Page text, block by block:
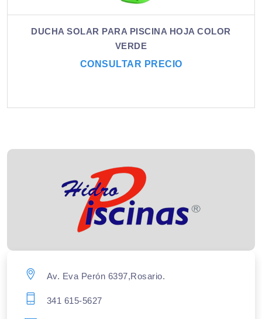
DUCHA SOLAR PARA PISCINA HOJA COLOR
VERDE
CONSULTAR PRECIO
Av. Eva Perón 6397,Rosario.
341 615-5627